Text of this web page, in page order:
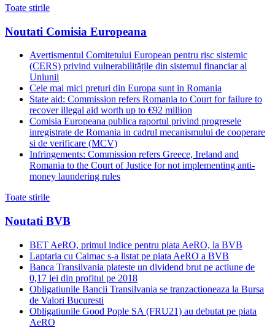
Toate stirile
Noutati Comisia Europeana
Avertismentul Comitetului European pentru risc sistemic
(CERS) privind vulnerabilitățile din sistemul financiar al
Uniunii
Cele mai mici preturi din Europa sunt in Romania
State aid: Commission refers Romania to Court for failure to
recover illegal aid worth up to €92 million
Comisia Europeana publica raportul privind progresele
inregistrate de Romania in cadrul mecanismului de cooperare
si de verificare (MCV)
Infringements: Commission refers Greece, Ireland and
Romania to the Court of Justice for not implementing anti-
money laundering rules
Toate stirile
Noutati BVB
BET AeRO, primul indice pentru piata AeRO, la BVB
Laptaria cu Caimac s-a listat pe piata AeRO a BVB
Banca Transilvania plateste un dividend brut pe actiune de
0,17 lei din profitul pe 2018
Obligatiunile Bancii Transilvania se tranzactioneaza la Bursa
de Valori Bucuresti
Obligatiunile Good Pople SA (FRU21) au debutat pe piata
AeRO